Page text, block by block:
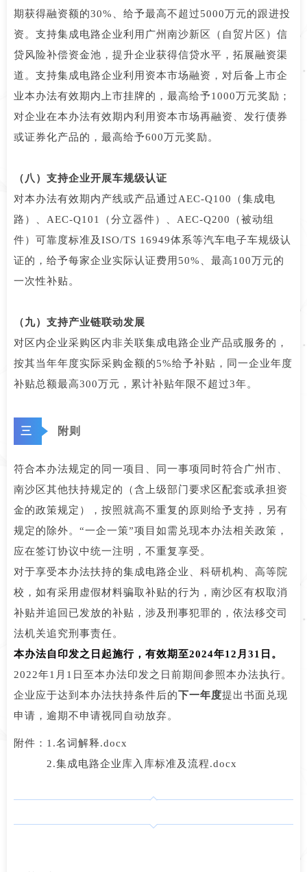
期获得融资额的30%、给予最高不超过5000万元的跟进投
资。支持集成电路企业利用广州南沙新区（自贸片区）信
贷风险补偿资金池，提升企业获得信贷水平，拓展融资渠
道。支持集成电路企业利用资本市场融资，对后备上市企
业本办法有效期内上市挂牌的，最高给予1000万元奖励；
对企业在本办法有效期内利用资本市场再融资、发行债券
或证券化产品的，最高给予600万元奖励。
（八）支持企业开展车规级认证
对本办法有效期内产线或产品通过AEC-Q100（集成电
路）、AEC-Q101（分立器件）、AEC-Q200（被动组
件）可靠度标准及ISO/TS 16949体系等汽车电子车规级认
证的，给予每家企业实际认证费用50%、最高100万元的
一次性补贴。
（九）支持产业链联动发展
对区内企业采购区内非关联集成电路企业产品或服务的，
按其当年年度实际采购金额的5%给予补贴，同一企业年度
补贴总额最高300万元，累计补贴年限不超过3年。
三 附则
符合本办法规定的同一项目、同一事项同时符合广州市、
南沙区其他扶持规定的（含上级部门要求区配套或承担资
金的政策规定），按照就高不重复的原则给予支持，另有
规定的除外。“一企一策”项目如需兑现本办法相关政策，
应在签订协议中统一注明，不重复享受。
对于享受本办法扶持的集成电路企业、科研机构、高等院
校，如有采用虚假材料骗取补贴的行为，南沙区有权取消
补贴并追回已发放的补贴，涉及刑事犯罪的，依法移交司
法机关追究刑事责任。
本办法自印发之日起施行，有效期至2024年12月31日。
2022年1月1日至本办法印发之日前期间参照本办法执行。
企业应于达到本办法扶持条件后的下一年度提出书面兑现
申请，逾期不申请视同自动放弃。
附件：1.名词解释.docx
2.集成电路企业库入库标准及流程.docx